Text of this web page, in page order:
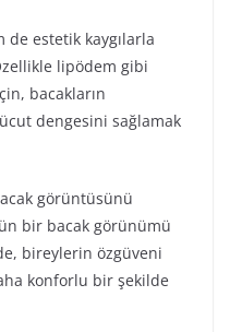
de estetik kaygılarla
lipödem gibi
bacakların
dengesini sağlamak
görüntüsünü
bir bacak görünümü
bireylerin özgüveni
konforlu bir şekilde